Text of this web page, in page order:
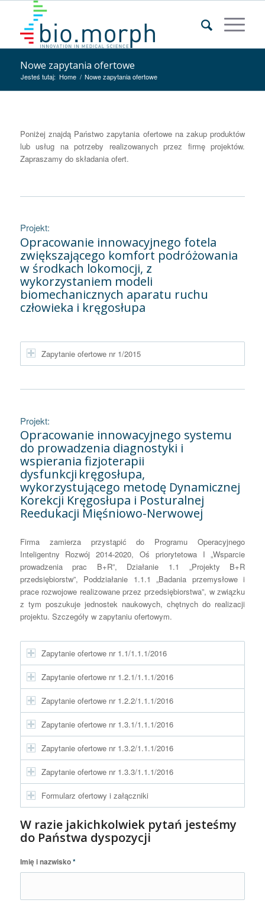
Nowe zapytania ofertowe
Jesteś tutaj: Home / Nowe zapytania ofertowe
Poniżej znajdą Państwo zapytania ofertowe na zakup produktów
lub usług na potrzeby realizowanych przez firmę projektów.
Zapraszamy do składania ofert.
Projekt:
Opracowanie innowacyjnego fotela
zwiększającego komfort podróżowania
w środkach lokomocji, z
wykorzystaniem modeli
biomechanicznych aparatu ruchu
człowieka i kręgosłupa
Zapytanie ofertowe nr 1/2015
Projekt:
Opracowanie innowacyjnego systemu
do prowadzenia diagnostyki i
wspierania fizjoterapii
dysfunkcji kręgosłupa,
wykorzystującego metodę Dynamicznej
Korekcji Kręgosłupa i Posturalnej
Reedukacji Mięśniowo-Nerwowej
Firma zamierza przystąpić do Programu Operacyjnego
Inteligentny Rozwój 2014-2020, Oś priorytetowa I „Wsparcie
prowadzenia prac B+R”, Działanie 1.1 „Projekty B+R
przedsiębiorstw”, Poddziałanie 1.1.1 „Badania przemysłowe i
prace rozwojowe realizowane przez przedsiębiorstwa”, w związku
z tym poszukuje jednostek naukowych, chętnych do realizacji
projektu. Szczegóły w zapytaniu ofertowym.
Zapytanie ofertowe nr 1.1/1.1.1/2016
Zapytanie ofertowe nr 1.2.1/1.1.1/2016
Zapytanie ofertowe nr 1.2.2/1.1.1/2016
Zapytanie ofertowe nr 1.3.1/1.1.1/2016
Zapytanie ofertowe nr 1.3.2/1.1.1/2016
Zapytanie ofertowe nr 1.3.3/1.1.1/2016
Formularz ofertowy i załączniki
W razie jakichkolwiek pytań jesteśmy
do Państwa dyspozycji
Imię i nazwisko*